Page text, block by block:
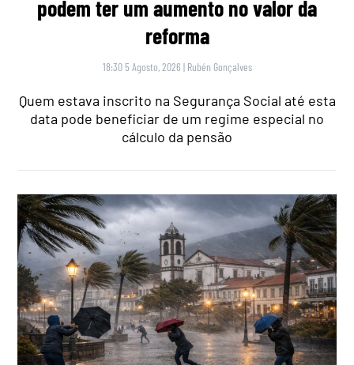
podem ter um aumento no valor da
reforma
18:30 5 Agosto, 2026 | Rubén Gonçalves
Quem estava inscrito na Segurança Social até esta
data pode beneficiar de um regime especial no
cálculo da pensão